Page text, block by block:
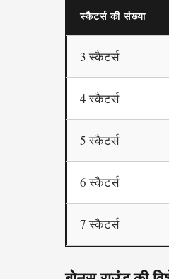
स्कैटर्स की संख्या
3 स्कैटर्स
4 स्कैटर्स
5 स्कैटर्स
6 स्कैटर्स
7 स्कैटर्स